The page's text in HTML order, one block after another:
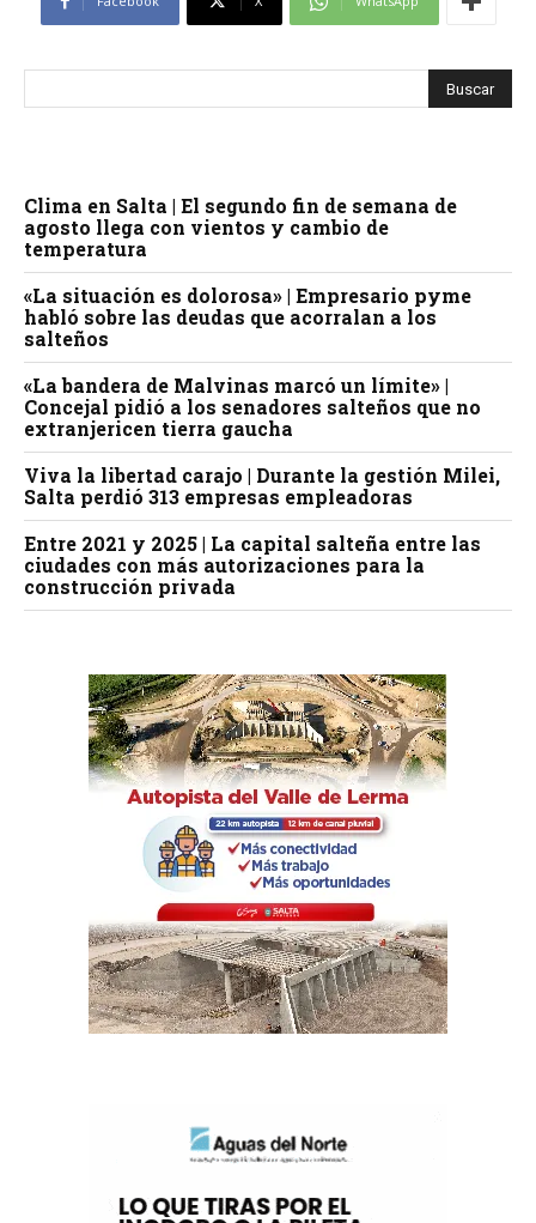
Clima en Salta | El segundo fin de semana de
agosto llega con vientos y cambio de
temperatura
«La situación es dolorosa» | Empresario pyme
habló sobre las deudas que acorralan a los
salteños
«La bandera de Malvinas marcó un límite» |
Concejal pidió a los senadores salteños que no
extranjericen tierra gaucha
Viva la libertad carajo | Durante la gestión Milei,
Salta perdió 313 empresas empleadoras
Entre 2021 y 2025 | La capital salteña entre las
ciudades con más autorizaciones para la
construcción privada